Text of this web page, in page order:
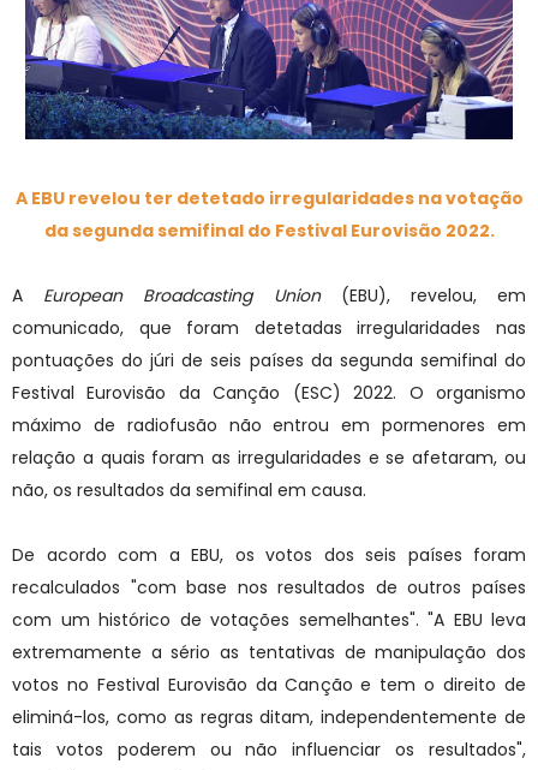
A EBU revelou ter detetado irregularidades na votação
da segunda semifinal do Festival Eurovisão 2022.
A European Broadcasting Union(EBU), revelou, em
comunicado, que foram detetadas irregularidades nas
pontuações do júri de seis países da segunda semifinal do
Festival Eurovisão da Canção (ESC) 2022. O organismo
máximo de radiofusão não entrou em pormenores em
relação a quais foram as irregularidades e se afetaram, ou
não, os resultados da semifinal em causa.
De acordo com a EBU, os votos dos seis países foram
recalculados "com base nos resultados de outros países
com um histórico de votações semelhantes". "A EBU leva
extremamente a sério as tentativas de manipulação dos
votos no Festival Eurovisão da Canção e tem o direito de
eliminá-los, como as regras ditam, independentemente de
tais votos poderem ou não influenciar os resultados",